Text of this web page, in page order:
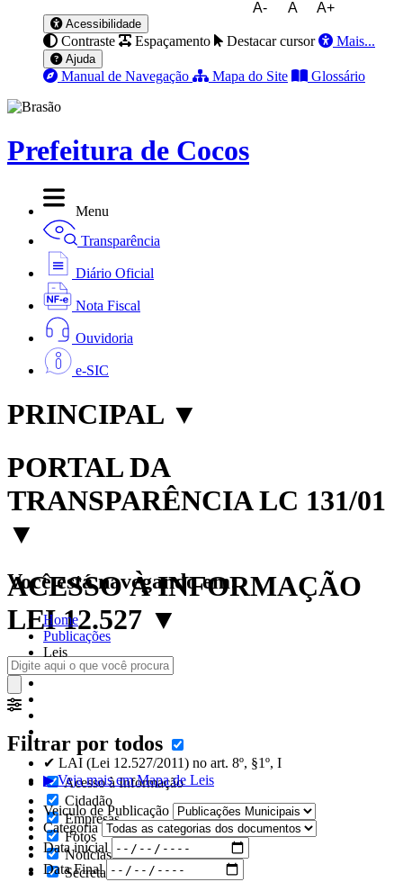
A- A A+
Acessibilidade
Contraste Espaçamento Destacar cursor Mais...
Ajuda
Manual de Navegação Mapa do Site Glossário
Prefeitura de Cocos
Menu
Transparência
Diário Oficial
Nota Fiscal
Ouvidoria
e-SIC
PRINCIPAL ▼
PORTAL DA
TRANSPARÊNCIA LC 131/01
▼
ACESSO À INFORMAÇÃO
LEI 12.527 ▼
Filtrar por todos
Acesso à Informação
Cidadão
Empresas
Fotos
Notícias
Secretarias
Você está navegando em:
Home
Publicações
Leis
✔ LAI (Lei 12.527/2011) no art. 8º, §1º, I
▶ Veja mais em Mapa de Leis
Veiculo de Publicação
Categoria
Data inícial
Data Final